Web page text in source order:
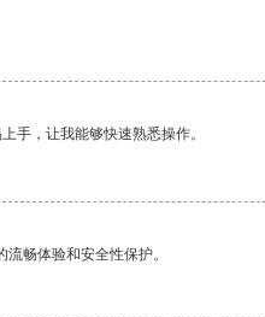
手，让我能够快速熟悉操作。
畅体验和安全性保护。